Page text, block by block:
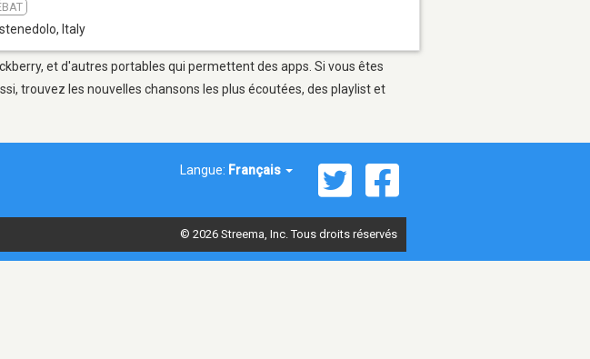
, Italy
et d'autres portables qui permettent des apps. Si vous êtes
trouvez les nouvelles chansons les plus écoutées, des playlist et
Langue: Français
© 2026 Streema, Inc. Tous droits réservés